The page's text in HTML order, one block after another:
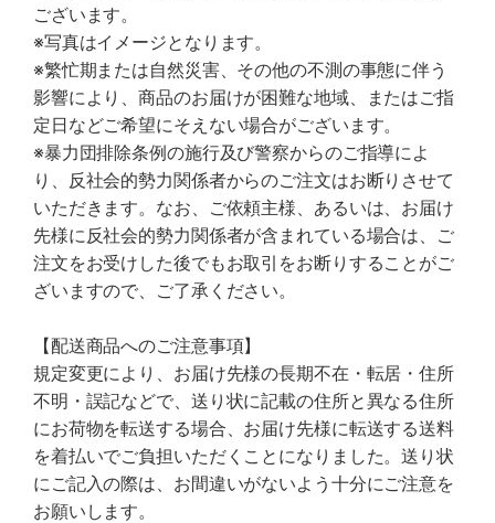
ございます。
※写真はイメージとなります。
※繁忙期または自然災害、その他の不測の事態に伴う
影響により、商品のお届けが困難な地域、またはご指
定日などご希望にそえない場合がございます。
※暴力団排除条例の施行及び警察からのご指導によ
り、反社会的勢力関係者からのご注文はお断りさせて
いただきます。なお、ご依頼主様、あるいは、お届け
先様に反社会的勢力関係者が含まれている場合は、ご
注文をお受けした後でもお取引をお断りすることがご
ざいますので、ご了承ください。
【配送商品へのご注意事項】
規定変更により、お届け先様の長期不在・転居・住所
不明・誤記などで、送り状に記載の住所と異なる住所
にお荷物を転送する場合、お届け先様に転送する送料
を着払いでご負担いただくことになりました。送り状
にご記入の際は、お間違いがないよう十分にご注意を
お願いします。